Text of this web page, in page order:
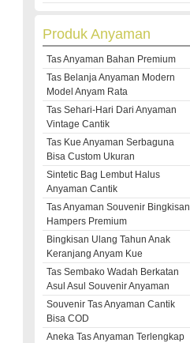
Produk Anyaman
Tas Anyaman Bahan Premium
Tas Belanja Anyaman Modern
Model Anyam Rata
Tas Sehari-Hari Dari Anyaman
Vintage Cantik
Tas Kue Anyaman Serbaguna
Bisa Custom Ukuran
Sintetic Bag Lembut Halus
Anyaman Cantik
Tas Anyaman Souvenir Bingkisan
Hampers Premium
Bingkisan Ulang Tahun Anak
Keranjang Anyam Kue
Tas Sembako Wadah Berkatan
Asul Asul Souvenir Anyaman
Souvenir Tas Anyaman Cantik
Bisa COD
Aneka Tas Anyaman Terlengkap